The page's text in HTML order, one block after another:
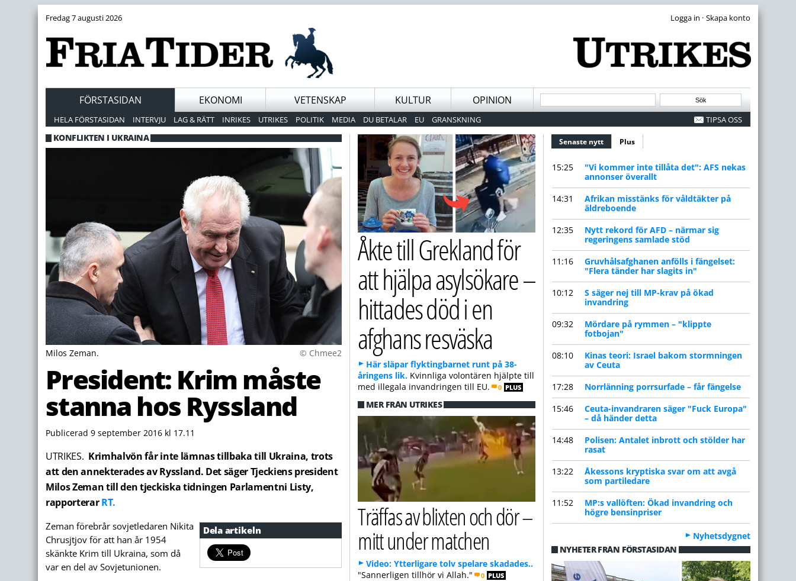
Fredag 7 augusti 2026 ·
FÖRSTASIDAN EKONOMI VETENSKAP KULTUR OPINION
HELA FÖRSTASIDAN INTERVJU LAG & RÄTT INRIKES UTRIKES POLITIK MEDIA DU BETALAR EU GRANSKNING TIPSA OSS
KONFLIKTEN I UKRAINA
© Chmee2
Milos Zeman.
President: Krim måste
stanna hos Ryssland
Publicerad 9 september 2016 kl 17.11
UTRIKES. Krimhalvön får inte lämnas tillbaka till Ukraina, trots
att den annekterades av Ryssland. Det säger Tjeckiens president
Milos Zeman till den tjeckiska tidningen Parlamentni Listy,
rapporterarRT.
Dela artikeln
Zeman förebrår sovjetledaren Nikita
Chrusjtjov för att han år 1954
skänkte Krim till Ukraina, som då
var en del av Sovjetunionen.
Senaste nytt (aktiv flik)
Plus
15:25
"Vi kommer inte tillåta det": AFS nekas
annonser överallt
14:31
Afrikan misstänks för våldtäkter på
äldreboende
12:35
Nytt rekord för AFD – närmar sig
regeringens samlade stöd
11:16
Gruvhålsafghanen anfölls i fängelset:
"Flera tänder har slagits in"
10:12
S säger nej till MP-krav på ökad
invandring
09:32
Mördare på rymmen – "klippte
fotbojan"
08:10
Kinas teori: Israel bakom stormningen
av Ceuta
17:28
Norrlänning porrsurfade – får fängelse
15:46
Ceuta-invandraren säger "Fuck Europa"
– då händer detta
14:48
Polisen: Antalet inbrott och stölder har
rasat
13:22
Åkessons kryptiska svar om att avgå
som partiledare
11:52
MP:s vallöften: Ökad invandring och
högre bensinpriser
Nyhetsdygnet
NYHETER FRÅN FÖRSTASIDAN
Åkte till Grekland för
att hjälpa asylsökare –
hittades död i en
afghans resväska
Här släpar flyktingbarnet runt på 38-
åringens lik. Kvinnliga volontären hjälpte till
med illegala invandringen till EU.
0 PLUS
MER FRÅN UTRIKES
Träffas av blixten och dör –
mitt under matchen
Video: Ytterligare tolv spelare skadades..
"Sannerligen tillhör vi Allah."
0 PLUS